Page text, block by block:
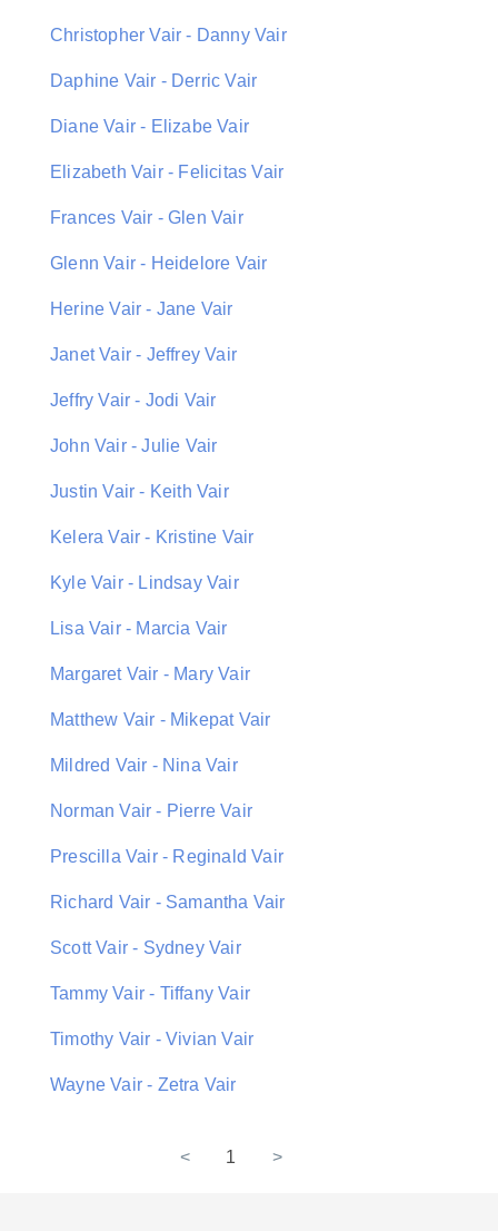
Christopher Vair - Danny Vair
Daphine Vair - Derric Vair
Diane Vair - Elizabe Vair
Elizabeth Vair - Felicitas Vair
Frances Vair - Glen Vair
Glenn Vair - Heidelore Vair
Herine Vair - Jane Vair
Janet Vair - Jeffrey Vair
Jeffry Vair - Jodi Vair
John Vair - Julie Vair
Justin Vair - Keith Vair
Kelera Vair - Kristine Vair
Kyle Vair - Lindsay Vair
Lisa Vair - Marcia Vair
Margaret Vair - Mary Vair
Matthew Vair - Mikepat Vair
Mildred Vair - Nina Vair
Norman Vair - Pierre Vair
Prescilla Vair - Reginald Vair
Richard Vair - Samantha Vair
Scott Vair - Sydney Vair
Tammy Vair - Tiffany Vair
Timothy Vair - Vivian Vair
Wayne Vair - Zetra Vair
< 1 >